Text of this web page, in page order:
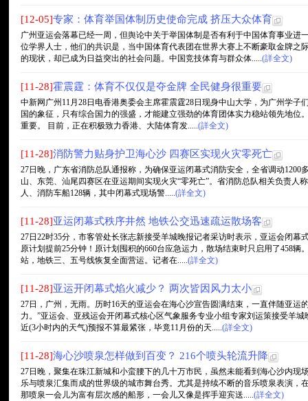
[12-05]专家：体育举国体制历史使命完成 挤压大众体育
广州亚运会落幕已经一周，但舆论中关于举国体制是否有利于中国体育事业进
位学界人士，他们的共识是，当中国体育代表团在世界大赛上不断豪取金牌之
的现状，却已成为日益突出的社会问题。中国竞技体育与群众体.....(詳全文)
[11-28]霍震霆：体育不仅仅是夺金牌 全民健身很重要
中新网广州11月28日电香港奥委会主席霍震霆28日现身中山大学，为广州学子
国的象征，只有综合国力的强盛，才能建立强劲的体育团体实力稳站领先地位
重要。 目前，正在积极致力香港、大陆体育发.....(詳全文)
[11-28]消防警力贴身护卫海心沙 四赛区实现火灾零死亡
27日晚，广东省消防总队通报称，为确保亚运闭幕式消防安全，全省调动1200
山、东莞、汕尾四赛区在亚运期间实现火灾“零死亡”。省消防总队相关负责人
人、消防车船128辆，其中闭幕式现场警.....(詳全文)
[11-28]亚运闭幕式秩序井然 地铁公交迅速疏运散场客
27日22时35分，市客管处长张志新接受羊城晚报记者采访时表示，亚运会闭幕
原计划提前25分钟！原计划囤积的660台应急运力，散场结束时只启用了458
站，地铁三、五号线恢复全面营运。记者在.....(詳全文)
[11-28]亚运开闭幕式焰火减少？ 两次皆因风力太小
27日，广州，无雨。历时16天的亚运会在海心沙宣告圆满结束，一直伴随亚运
力。”亚运会、亚残运会开闭幕式核心区气象服务专业小组专家刘运策接受羊
近(3小时内的天气)预报不算最紧张，毕竟11月份的天.....(詳全文)
[11-28]海心沙喷泉怎样做到百变？ 216个喷头轮流升降
27日晚，聚集在珠江新城和小蛮腰下的几十万市民，虽然未能看到海心沙内现
乐与喷泉汇集而成的世界级的城市舞台秀。尤其是持续不断的音乐喷泉表演，
那喷泉一会儿为富有层次感的船形，一会儿又像是挥手迎宾送.....(詳全文)